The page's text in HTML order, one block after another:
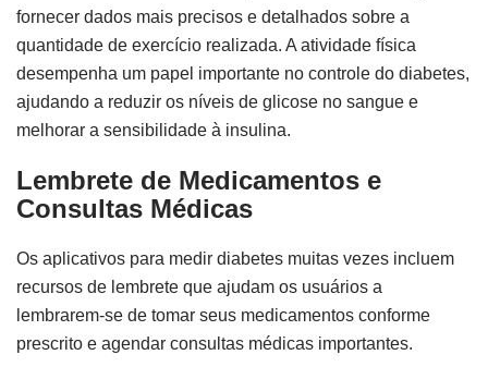
fornecer dados mais precisos e detalhados sobre a
quantidade de exercício realizada. A atividade física
desempenha um papel importante no controle do diabetes,
ajudando a reduzir os níveis de glicose no sangue e
melhorar a sensibilidade à insulina.
Lembrete de Medicamentos e
Consultas Médicas
Os aplicativos para medir diabetes muitas vezes incluem
recursos de lembrete que ajudam os usuários a
lembrarem-se de tomar seus medicamentos conforme
prescrito e agendar consultas médicas importantes.